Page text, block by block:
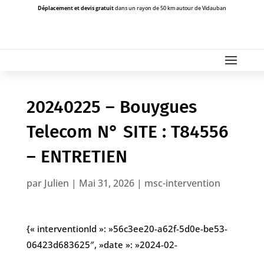
Déplacement et devis gratuitdans un rayon de 50 km autour de Vidauban
20240225 – Bouygues
Telecom N° SITE : T84556
– ENTRETIEN
par Julien | Mai 31, 2026| msc-intervention
{« interventionId »: »56c3ee20-a62f-5d0e-be53-
06423d683625″, »date »: »2024-02-